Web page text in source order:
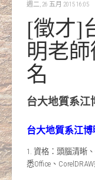
週二, 26 五月 2015 16:05
[徵才]
明老
名
台大地質系江
台大地質系江
1. 資格：頭腦清晰
悉Office、